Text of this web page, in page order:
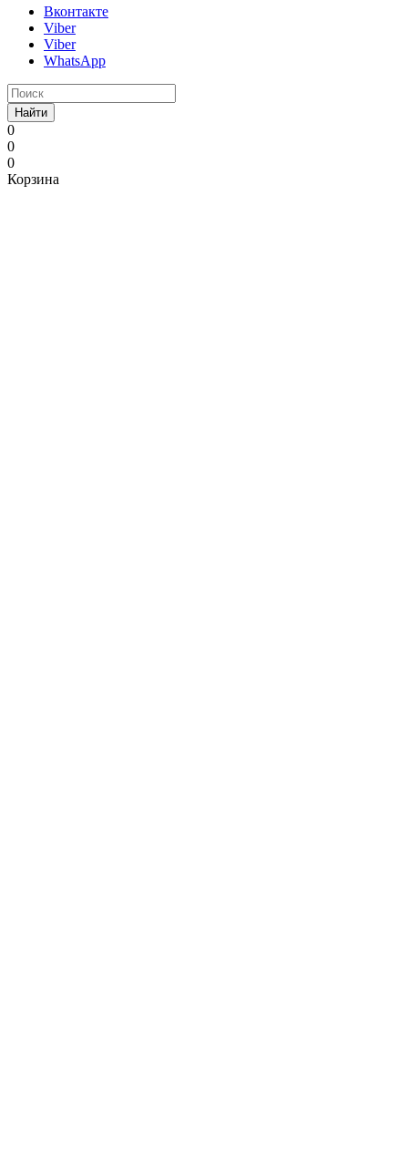
Вконтакте
Viber
Viber
WhatsApp
Найти
0
0
0
Корзина